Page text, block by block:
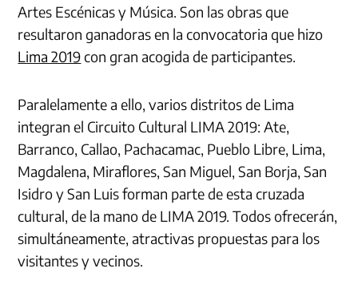
Artes Escénicas y Música. Son las obras que
resultaron ganadoras en la convocatoria que hizo
Lima 2019con gran acogida de participantes.
Paralelamente a ello, varios distritos de Lima
integran el Circuito Cultural LIMA 2019: Ate,
Barranco, Callao, Pachacamac, Pueblo Libre, Lima,
Magdalena, Miraflores, San Miguel, San Borja, San
Isidro y San Luis forman parte de esta cruzada
cultural, de la mano de LIMA 2019. Todos ofrecerán,
simultáneamente, atractivas propuestas para los
visitantes y vecinos.